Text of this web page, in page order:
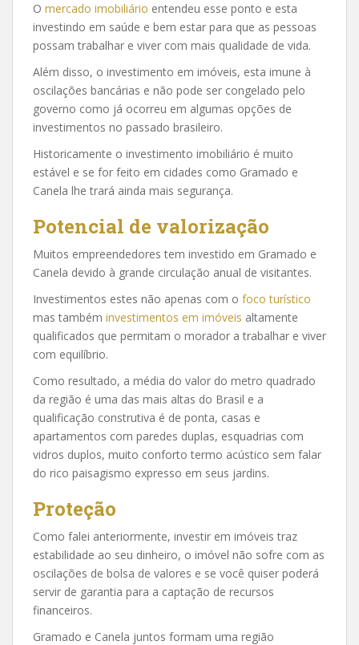
O mercado imobiliário entendeu esse ponto e esta
investindo em saúde e bem estar para que as pessoas
possam trabalhar e viver com mais qualidade de vida.
Além disso, o investimento em imóveis, esta imune à
oscilações bancárias e não pode ser congelado pelo
governo como já ocorreu em algumas opções de
investimentos no passado brasileiro.
Historicamente o investimento imobiliário é muito
estável e se for feito em cidades como Gramado e
Canela lhe trará ainda mais segurança.
Potencial de valorização
Muitos empreendedores tem investido em Gramado e
Canela devido à grande circulação anual de visitantes.
Investimentos estes não apenas com o foco turístico
mas também investimentos em imóveis altamente
qualificados que permitam o morador a trabalhar e viver
com equilíbrio.
Como resultado, a média do valor do metro quadrado
da região é uma das mais altas do Brasil e a
qualificação construtiva é de ponta, casas e
apartamentos com paredes duplas, esquadrias com
vidros duplos, muito conforto termo acústico sem falar
do rico paisagismo expresso em seus jardins.
Proteção
Como falei anteriormente, investir em imóveis traz
estabilidade ao seu dinheiro, o imóvel não sofre com as
oscilações de bolsa de valores e se você quiser poderá
servir de garantia para a captação de recursos
financeiros.
Gramado e Canela juntos formam uma região